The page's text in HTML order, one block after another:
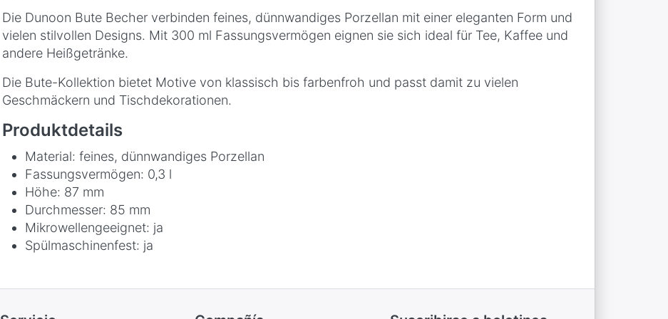
Die Dunoon Bute Becher verbinden feines, dünnwandiges Porzellan mit einer eleganten Form und
vielen stilvollen Designs. Mit 300 ml Fassungsvermögen eignen sie sich ideal für Tee, Kaffee und
andere Heißgetränke.
Die Bute-Kollektion bietet Motive von klassisch bis farbenfroh und passt damit zu vielen
Geschmäckern und Tischdekorationen.
Produktdetails
Material: feines, dünnwandiges Porzellan
Fassungsvermögen: 0,3 l
Höhe: 87 mm
Durchmesser: 85 mm
Mikrowellengeeignet: ja
Spülmaschinenfest: ja